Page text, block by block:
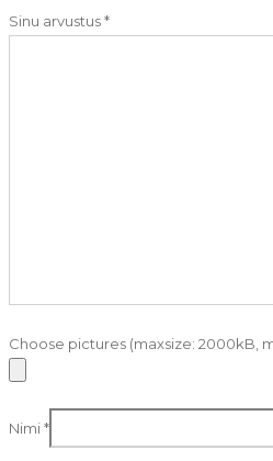
Sinu arvustus*
Choose pictures (maxsize: 2000kB,
Nimi*